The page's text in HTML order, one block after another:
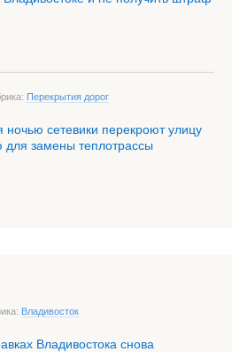
Перекрытия дорог
ночью сетевики перекроют улицу
для замены теплотрассы
Владивосток
Владивостока снова